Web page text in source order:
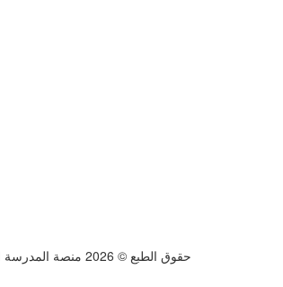
حقوق الطبع © 2026 منصة المدرسة الذكية الفلسطينية